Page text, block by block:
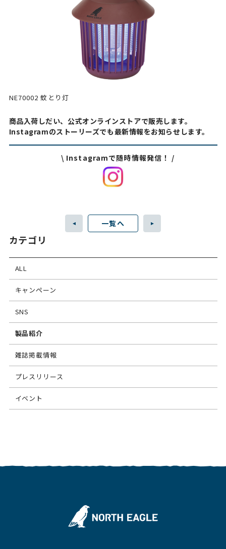
NE70002 蚊とり灯
商品入荷しだい、公式オンラインストアで販売します。
Instagramのストーリーズでも最新情報をお知らせします。
\ Instagramで随時情報発信！ /
一覧へ
カテゴリ
ALL
キャンペーン
SNS
製品紹介
雑誌掲載情報
プレスリリース
イベント